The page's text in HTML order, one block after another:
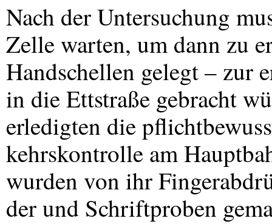
Nach der Untersuchung
Zelle warten, um dann zu
Handschellen gelegt – zur
in die Ettstraße gebracht
erledigten die
kehrskontrolle am
wurden von ihr
der und Schriftproben